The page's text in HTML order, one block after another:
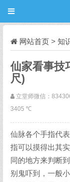
网站首页 > 知
仙家看事技
尺)
立堂师微信：
3405 ℃
仙脉各个手指代
指可以摸得出其
同的地方来判断
别鬼吓到，一般